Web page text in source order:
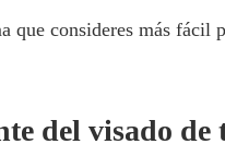
que consideres más
del visado